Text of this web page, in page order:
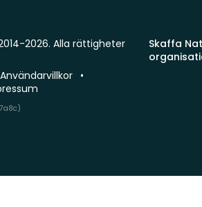
Skaffa
2026. Alla rättigheter
Användarvillkor